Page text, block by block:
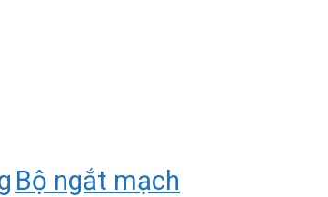
Bộ ngắt mạch